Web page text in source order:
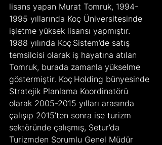
lisans yapan Murat Tomruk, 1994-
1995 yıllarında Koç Üniversitesinde
işletme yüksek lisansı yapmıştır.
1988 yılında Koç Sistem’de satış
temsilcisi olarak iş hayatına atılan
Tomruk, burada zamanla yükselme
göstermiştir. Koç Holding bünyesinde
Stratejik Planlama Koordinatörü
olarak 2005-2015 yılları arasında
çalışıp 2015’ten sonra ise turizm
sektöründe çalışmış, Setur’da
Turizmden Sorumlu Genel Müdür